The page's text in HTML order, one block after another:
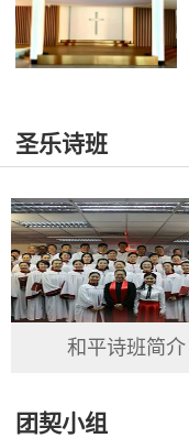
圣乐诗班
和平诗班简介
团契小组